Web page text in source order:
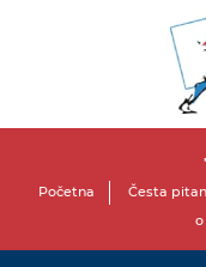
Početna Česta